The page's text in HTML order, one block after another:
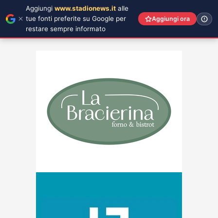
Aggiungi www.stadionews.it alle
tue fonti preferite su Google per
restare sempre informato
Aggiungi ora